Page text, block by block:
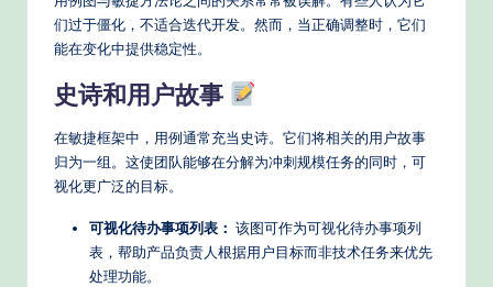
们过于僵化，不适合迭代开发。然而，当正确调整时，它们
能在变化中提供稳定性。
史诗和用户故事
在敏捷框架中，用例通常充当史诗。它们将相关的用户故事
归为一组。这使团队能够在分解为冲刺规模任务的同时，可
视化更广泛的目标。
可视化待办事项列表： 该图可作为可视化待办事项列
表，帮助产品负责人根据用户目标而非技术任务来优先
处理功能。